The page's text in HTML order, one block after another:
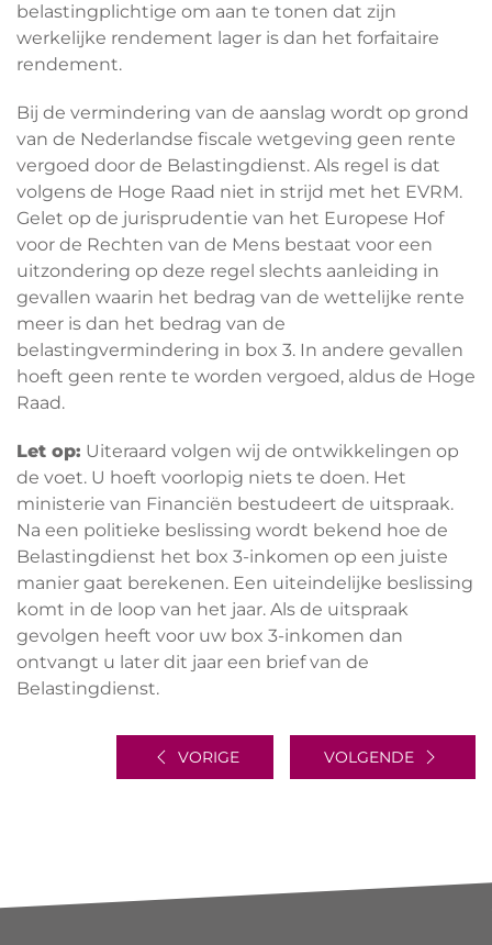
belastingplichtige om aan te tonen dat zijn
werkelijke rendement lager is dan het forfaitaire
rendement.
Bij de vermindering van de aanslag wordt op grond
van de Nederlandse fiscale wetgeving geen rente
vergoed door de Belastingdienst. Als regel is dat
volgens de Hoge Raad niet in strijd met het EVRM.
Gelet op de jurisprudentie van het Europese Hof
voor de Rechten van de Mens bestaat voor een
uitzondering op deze regel slechts aanleiding in
gevallen waarin het bedrag van de wettelijke rente
meer is dan het bedrag van de
belastingvermindering in box 3. In andere gevallen
hoeft geen rente te worden vergoed, aldus de Hoge
Raad.
Let op: Uiteraard volgen wij de ontwikkelingen op
de voet. U hoeft voorlopig niets te doen. Het
ministerie van Financiën bestudeert de uitspraak.
Na een politieke beslissing wordt bekend hoe de
Belastingdienst het box 3-inkomen op een juiste
manier gaat berekenen. Een uiteindelijke beslissing
komt in de loop van het jaar. Als de uitspraak
gevolgen heeft voor uw box 3-inkomen dan
ontvangt u later dit jaar een brief van de
Belastingdienst.
VORIGE VOLGENDE